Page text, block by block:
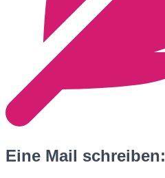
Eine Mail schreiben: